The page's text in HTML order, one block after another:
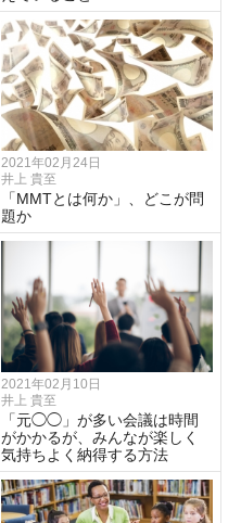
2021年02月24日
井上 貴至
「MMTとは何か」、どこが問
題か
2021年02月10日
井上 貴至
「元◯◯」が多い会議は時間
がかかるが、みんなが楽しく
気持ちよく納得する方法